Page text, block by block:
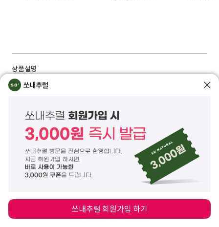
상품설명
속부터 차오르는 투명 윤광을 완성해 주는 보습 & 광채 살버터 드롭 세럼입니다.
건조하고 푸석한 피부에 촉촉한 보습을 채워주어 피부 본연의 윤기를 끌어올리
는 데 도움을 줍니다.
사라수씨버터와 굴절률이 높은 오일을 함유해 끈적임 없이 매끄럽게 빛나는 광
소이밀크 단백질과 리포좀 세라마이드가 함유되어 탄탄한 피부로 관리하는 데
도움을 줍니다.
겉돌지 않고 부드럽게 퍼지는 밀키 텍스처가 속보습을 촘촘하게 채워주며 피부
미백, 주름개선 2중 기능성으로 맑고 매끈한 피부 및 탄력 있는 건강한 피부로 집
비건 인증 제품으로 동물성 성분, 동물실험이 배제된 제품입니다.
쏘내추럴
쏘내추럴 회원가입 하기